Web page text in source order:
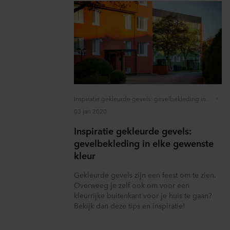
03 jan 2020
Inspiratie gekleurde gevels:
gevelbekleding in elke gewenste
kleur
Gekleurde gevels zijn een feest om te zien.
Overweeg je zelf ook om voor een
kleurrijke buitenkant voor je huis te gaan?
Bekijk dan deze tips en inspiratie!